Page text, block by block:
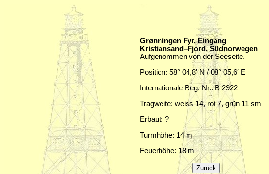
Grønningen Fyr, Eingang
Kristiansand–Fjord, Südnorwegen
Aufgenommen von der Seeseite.
Position: 58° 04,8′ N / 08° 05,6′ E
Internationale Reg. Nr.: B 2922
Tragweite: weiss 14, rot 7, grün 11 sm
Erbaut: ?
Turmhöhe: 14 m
Feuerhöhe: 18 m